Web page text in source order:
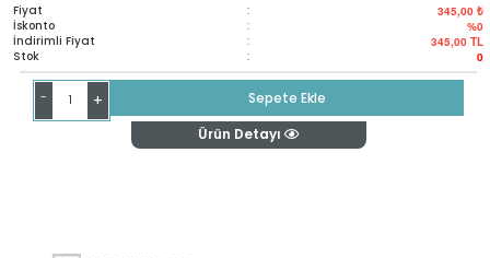
Fiyat : 345,00 ₺
İskonto : %0
İndirimli Fiyat : 345,00 TL
Stok : 0
- +
Sepete Ekle
Ürün Detayı